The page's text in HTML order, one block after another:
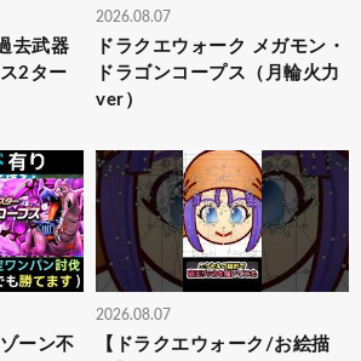
去武器
2ター
2026.08.07
ドラクエウォーク メガモン・
ドラゴンコープス（月輪火力
ver）
ーン不
2026.08.07
【ドラクエウォーク/お絵描